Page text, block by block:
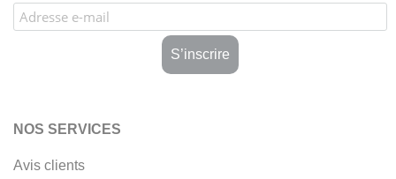
NOS SERVICES
Avis clients